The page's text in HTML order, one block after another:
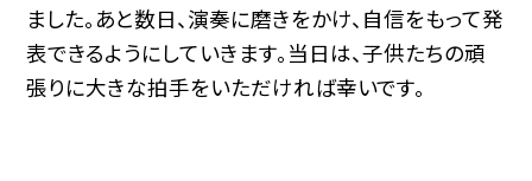
ました。あと数日、演奏に磨きをかけ、自信をもって発
表できるようにしていきます。当日は、子供たちの頑
張りに大きな拍手をいただければ幸いです。